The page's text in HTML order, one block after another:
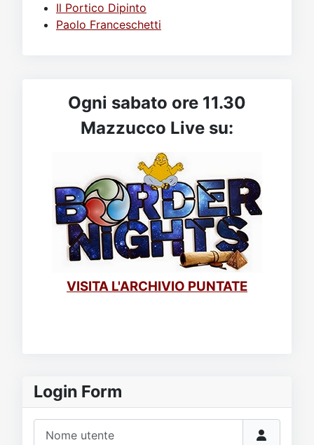
Login Form
Il Portico Dipinto
Paolo Franceschetti
Ogni sabato ore 11.30
Mazzucco Live su:
VISITA L'ARCHIVIO PUNTATE